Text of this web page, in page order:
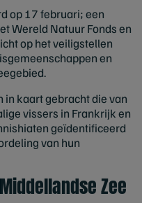
op 17 februari; een
Wereld Natuur Fonds en
op het veiligstellen
en
kaart gebracht die van
vissers in Frankrijk en
geïdentificeerd
van hun
Zee